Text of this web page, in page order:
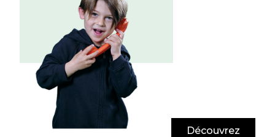
Découvrez